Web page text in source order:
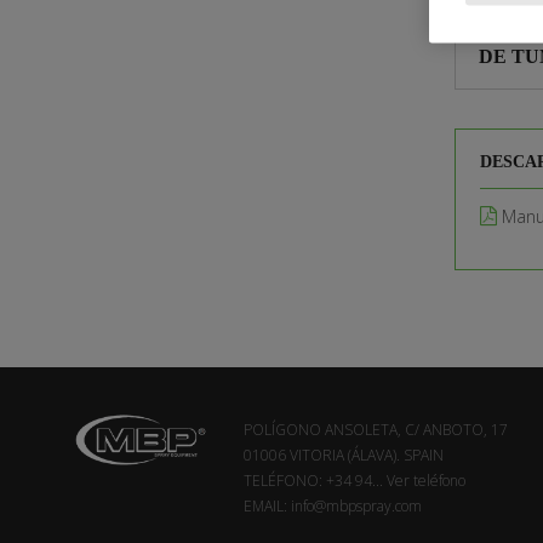
DE
POLÍGONO ANSOLETA, C/ ANBOTO, 17
01006 VITORIA (ÁLAVA). SPAIN
TELÉFONO: +34 94... Ver teléfono
EMAIL: info@mbpspray.com